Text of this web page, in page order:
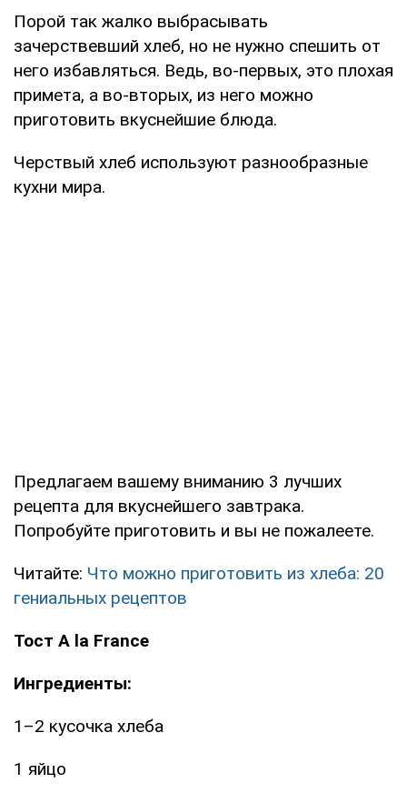
Порой так жалко выбрасывать
зачерствевший хлеб, но не нужно спешить от
него избавляться. Ведь, во-первых, это плохая
примета, а во-вторых, из него можно
приготовить вкуснейшие блюда.
Черствый хлеб используют разнообразные
кухни мира.
Предлагаем вашему вниманию 3 лучших
рецепта для вкуснейшего завтрака.
Попробуйте приготовить и вы не пожалеете.
Читайте: Что можно приготовить из хлеба: 20
гениальных рецептов
Тост А la France
Ингредиенты:
1–2 кусочка хлеба
1 яйцо